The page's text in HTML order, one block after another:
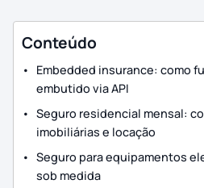
Conteúdo
Embedded insurance: como
embutido via API
Seguro residencial mensal:
imobiliárias e locação
Seguro para equipamentos
sob medida